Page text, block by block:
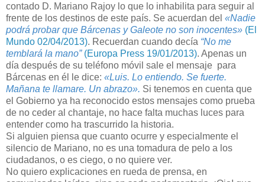
contado D. Mariano Rajoy lo que lo inhabilita para seguir al
frente de los destinos de este país. Se acuerdan del «Nadie
podrá probar que Bárcenas y Galeote no son inocentes» (El
Mundo 02/04/2013). Recuerdan cuando decía “No me
temblará la mano” (Europa Press 19/01/2013). Apenas un
día después de su teléfono móvil sale el mensaje para
Bárcenas en él le dice: «Luis. Lo entiendo. Se fuerte.
Mañana te llamare. Un abrazo». Si tenemos en cuenta que
el Gobierno ya ha reconocido estos mensajes como prueba
de no ceder al chantaje, no hace falta muchas luces para
entender como ha trascurrido la historia.
Si alguien piensa que cuanto ocurre y especialmente el
silencio de Mariano, no es una tomadura de pelo a los
ciudadanos, o es ciego, o no quiere ver.
No quiero explicaciones en rueda de prensa, en